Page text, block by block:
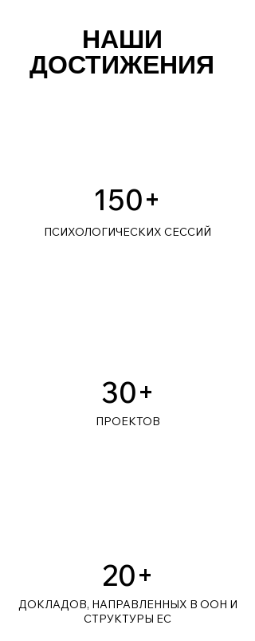
НАШИ
ДОСТИЖЕНИЯ
150+
ПСИХОЛОГИЧЕСКИХ СЕССИЙ
30+
ПРОЕКТОВ
20+
ДОКЛАДОВ, НАПРАВЛЕННЫХ В ООН И
СТРУКТУРЫ ЕС